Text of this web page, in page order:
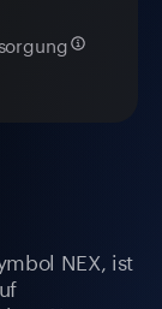
NEX, ist